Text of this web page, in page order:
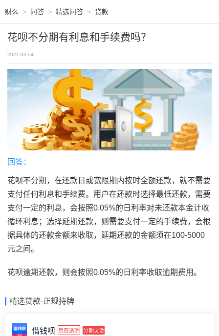
财么 > 问答 > 精选问答 > 贷款
花呗不分期有利息和手续费吗？
2021-03-04
回答：
花呗不分期，在还款日或宽限期内按时全额还款，就不需要
支付任何利息和手续费。用户在还款时选择最低还款，需要
支付一定的利息，会按照0.05%的日利率对未还款本金计收
循环利息；选择延期还款，则需要支付一定的手续费，会根
据具体的还款金额来收取，延期还款的金额须在100-5000
元之间。
花呗逾期还款，则会按照0.05%的日利率收取逾期费用。
精选贷款·正规持牌
借钱呗 息费透明 分期灵活